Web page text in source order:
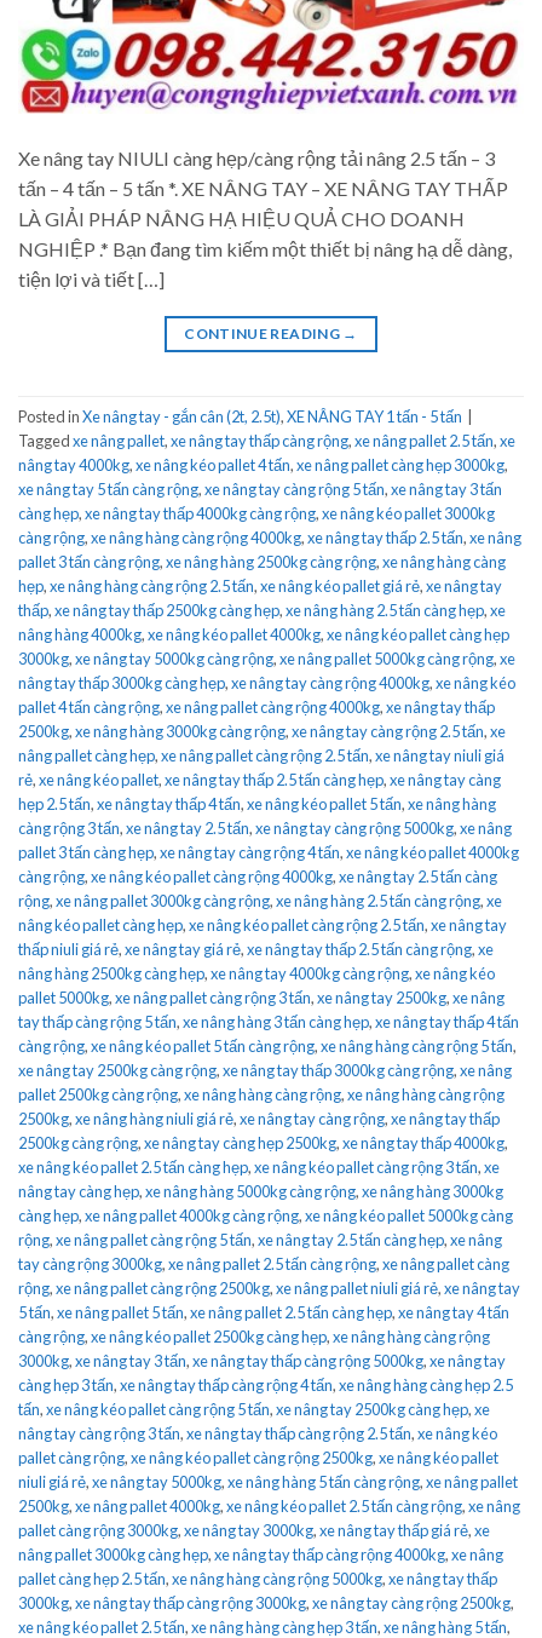
Xe nâng tay NIULI càng hẹp/càng rộng tải nâng 2.5 tấn – 3
tấn – 4 tấn – 5 tấn *. XE NÂNG TAY – XE NÂNG TAY THẤP
LÀ GIẢI PHÁP NÂNG HẠ HIỆU QUẢ CHO DOANH
NGHIỆP .* Bạn đang tìm kiếm một thiết bị nâng hạ dễ dàng,
tiện lợi và tiết […]
CONTINUE READING →
Posted inXe nâng tay - gắn cân (2t, 2.5t),XE NÂNG TAY 1 tấn - 5 tấn
Taggedxe nâng pallet,xe nâng tay thấp càng rộng,xe nâng pallet 2.5 tấn,xe
nâng tay 4000kg,xe nâng kéo pallet 4 tấn,xe nâng pallet càng hẹp 3000kg,
xe nâng tay 5 tấn càng rộng,xe nâng tay càng rộng 5 tấn,xe nâng tay 3 tấn
càng hẹp,xe nâng tay thấp 4000kg càng rộng,xe nâng kéo pallet 3000kg
càng rộng,xe nâng hàng càng rộng 4000kg,xe nâng tay thấp 2.5 tấn,xe nâng
pallet 3 tấn càng rộng,xe nâng hàng 2500kg càng rộng,xe nâng hàng càng
hẹp,xe nâng hàng càng rộng 2.5 tấn,xe nâng kéo pallet giá rẻ,xe nâng tay
thấp,xe nâng tay thấp 2500kg càng hẹp,xe nâng hàng 2.5 tấn càng hẹp,xe
nâng hàng 4000kg,xe nâng kéo pallet 4000kg,xe nâng kéo pallet càng hẹp
3000kg,xe nâng tay 5000kg càng rộng,xe nâng pallet 5000kg càng rộng,xe
nâng tay thấp 3000kg càng hẹp,xe nâng tay càng rộng 4000kg,xe nâng kéo
pallet 4 tấn càng rộng,xe nâng pallet càng rộng 4000kg,xe nâng tay thấp
2500kg,xe nâng hàng 3000kg càng rộng,xe nâng tay càng rộng 2.5 tấn,xe
nâng pallet càng hẹp,xe nâng pallet càng rộng 2.5 tấn,xe nâng tay niuli giá
rẻ,xe nâng kéo pallet,xe nâng tay thấp 2.5 tấn càng hẹp,xe nâng tay càng
hẹp 2.5 tấn,xe nâng tay thấp 4 tấn,xe nâng kéo pallet 5 tấn,xe nâng hàng
càng rộng 3 tấn,xe nâng tay 2.5 tấn,xe nâng tay càng rộng 5000kg,xe nâng
pallet 3 tấn càng hẹp,xe nâng tay càng rộng 4 tấn,xe nâng kéo pallet 4000kg
càng rộng,xe nâng kéo pallet càng rộng 4000kg,xe nâng tay 2.5 tấn càng
rộng,xe nâng pallet 3000kg càng rộng,xe nâng hàng 2.5 tấn càng rộng,xe
nâng kéo pallet càng hẹp,xe nâng kéo pallet càng rộng 2.5 tấn,xe nâng tay
thấp niuli giá rẻ,xe nâng tay giá rẻ,xe nâng tay thấp 2.5 tấn càng rộng,xe
nâng hàng 2500kg càng hẹp,xe nâng tay 4000kg càng rộng,xe nâng kéo
pallet 5000kg,xe nâng pallet càng rộng 3 tấn,xe nâng tay 2500kg,xe nâng
tay thấp càng rộng 5 tấn,xe nâng hàng 3 tấn càng hẹp,xe nâng tay thấp 4 tấn
càng rộng,xe nâng kéo pallet 5 tấn càng rộng,xe nâng hàng càng rộng 5 tấn,
xe nâng tay 2500kg càng rộng,xe nâng tay thấp 3000kg càng rộng,xe nâng
pallet 2500kg càng rộng,xe nâng hàng càng rộng,xe nâng hàng càng rộng
2500kg,xe nâng hàng niuli giá rẻ,xe nâng tay càng rộng,xe nâng tay thấp
2500kg càng rộng,xe nâng tay càng hẹp 2500kg,xe nâng tay thấp 4000kg,
xe nâng kéo pallet 2.5 tấn càng hẹp,xe nâng kéo pallet càng rộng 3 tấn,xe
nâng tay càng hẹp,xe nâng hàng 5000kg càng rộng,xe nâng hàng 3000kg
càng hẹp,xe nâng pallet 4000kg càng rộng,xe nâng kéo pallet 5000kg càng
rộng,xe nâng pallet càng rộng 5 tấn,xe nâng tay 2.5 tấn càng hẹp,xe nâng
tay càng rộng 3000kg,xe nâng pallet 2.5 tấn càng rộng,xe nâng pallet càng
rộng,xe nâng pallet càng rộng 2500kg,xe nâng pallet niuli giá rẻ,xe nâng tay
5 tấn,xe nâng pallet 5 tấn,xe nâng pallet 2.5 tấn càng hẹp,xe nâng tay 4 tấn
càng rộng,xe nâng kéo pallet 2500kg càng hẹp,xe nâng hàng càng rộng
3000kg,xe nâng tay 3 tấn,xe nâng tay thấp càng rộng 5000kg,xe nâng tay
càng hẹp 3 tấn,xe nâng tay thấp càng rộng 4 tấn,xe nâng hàng càng hẹp 2.5
tấn,xe nâng kéo pallet càng rộng 5 tấn,xe nâng tay 2500kg càng hẹp,xe
nâng tay càng rộng 3 tấn,xe nâng tay thấp càng rộng 2.5 tấn,xe nâng kéo
pallet càng rộng,xe nâng kéo pallet càng rộng 2500kg,xe nâng kéo pallet
niuli giá rẻ,xe nâng tay 5000kg,xe nâng hàng 5 tấn càng rộng,xe nâng pallet
2500kg,xe nâng pallet 4000kg,xe nâng kéo pallet 2.5 tấn càng rộng,xe nâng
pallet càng rộng 3000kg,xe nâng tay 3000kg,xe nâng tay thấp giá rẻ,xe
nâng pallet 3000kg càng hẹp,xe nâng tay thấp càng rộng 4000kg,xe nâng
pallet càng hẹp 2.5 tấn,xe nâng hàng càng rộng 5000kg,xe nâng tay thấp
3000kg,xe nâng tay thấp càng rộng 3000kg,xe nâng tay càng rộng 2500kg,
xe nâng kéo pallet 2.5 tấn,xe nâng hàng càng hẹp 3 tấn,xe nâng hàng 5 tấn,